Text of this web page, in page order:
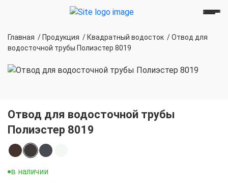
Главная / Продукция / Квадратный водосток /Отвод для
водосточной трубы Полиэстер 8019
Отвод для водосточной трубы
Полиэстер 8019
в наличии